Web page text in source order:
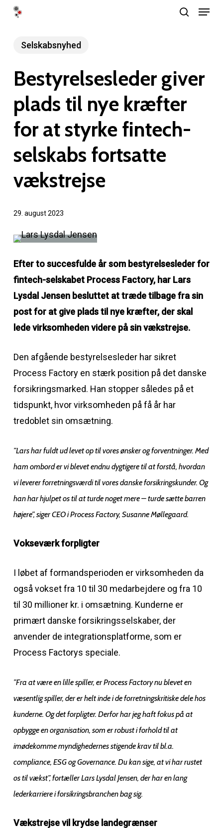
Skip
Menu
Selskabsnyhed
Bestyrelsesleder giver
plads til nye kræfter
for at styrke fintech-
selskabs fortsatte
vækstrejse
29. august 2023
Efter to succesfulde år som bestyrelsesleder for
fintech-selskabet Process Factory, har Lars
Lysdal Jensen besluttet at træde tilbage fra sin
post for at give plads til nye kræfter, der skal
lede virksomheden videre på sin vækstrejse.
Den afgående bestyrelsesleder har sikret
Process Factory en stærk position på det danske
forsikringsmarked. Han stopper således på et
tidspunkt, hvor virksomheden på få år har
tredoblet sin omsætning.
”Lars har fuldt ud levet op til vores ønsker og forventninger. Med
ham ombord er vi blevet endnu dygtigere til at forstå, hvordan
vi leverer forretningsværdi til vores danske forsikringskunder. Og
han har hjulpet os til at turde noget mere – turde sætte barren
højere”, siger CEO i Process Factory, Susanne Møllegaard.
Vokseværk forpligter
I løbet af formandsperioden er virksomheden da
også vokset fra 10 til 30 medarbejdere og fra 10
til 30 millioner kr. i omsætning. Kunderne er
primært danske forsikringsselskaber, der
anvender de integrationsplatforme, som er
Process Factorys speciale.
”Fra at være en lille spiller, er Process Factory nu blevet en
væsentlig spiller, der er helt inde i de forretningskritiske dele hos
kunderne. Og det forpligter. Derfor har jeg haft fokus på at
opbygge en organisation, som er robust i forhold til at
imødekomme myndighedernes stigende krav til bl.a.
compliance, ESG og Governance. Du kan sige, at vi har rustet
os til vækst”, fortæller Lars Lysdal Jensen, der har en lang
lederkarriere i forsikringsbranchen bag sig.
Vækstrejse vil krydse landegrænser